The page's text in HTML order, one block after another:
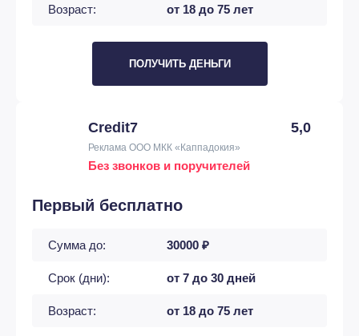
Возраст: от 18 до 75 лет
ПОЛУЧИТЬ ДЕНЬГИ
Credit7 5,0
Реклама ООО МКК «Каппадокия»
Без звонков и поручителей
Первый бесплатно
Сумма до: 30000 ₽
Срок (дни): от 7 до 30 дней
Возраст: от 18 до 75 лет